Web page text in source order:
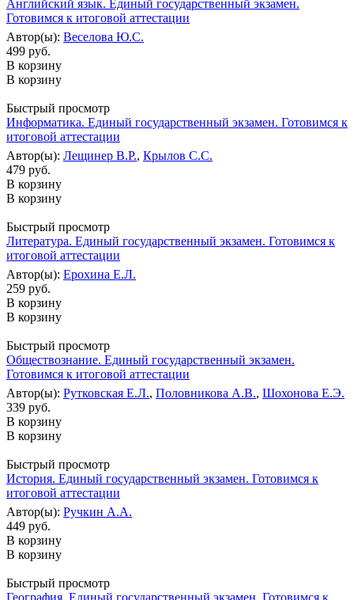
Английский язык. Единый государственный экзамен.
Готовимся к итоговой аттестации
Автор(ы): Веселова Ю.С.
499 руб.
В корзину
В корзину
Быстрый просмотр
Информатика. Единый государственный экзамен. Готовимся к
итоговой аттестации
Автор(ы): Лещинер В.Р., Крылов С.С.
479 руб.
В корзину
В корзину
Быстрый просмотр
Литература. Единый государственный экзамен. Готовимся к
итоговой аттестации
Автор(ы): Ерохина Е.Л.
259 руб.
В корзину
В корзину
Быстрый просмотр
Обществознание. Единый государственный экзамен.
Готовимся к итоговой аттестации
Автор(ы): Рутковская Е.Л., Половникова А.В., Шохонова Е.Э.
339 руб.
В корзину
В корзину
Быстрый просмотр
История. Единый государственный экзамен. Готовимся к
итоговой аттестации
Автор(ы): Ручкин А.А.
449 руб.
В корзину
В корзину
Быстрый просмотр
География. Единый государственный экзамен. Готовимся к